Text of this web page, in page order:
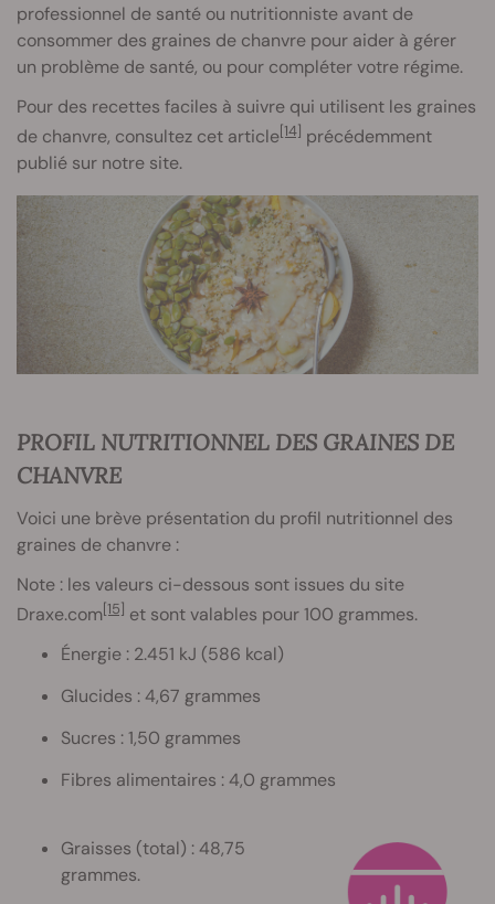
professionnel de santé ou nutritionniste avant de
consommer des graines de chanvre pour aider à gérer
un problème de santé, ou pour compléter votre régime.
Pour des recettes faciles à suivre qui utilisent les graines
de chanvre, consultez cet article[14] précédemment
publié sur notre site.
PROFIL NUTRITIONNEL DES GRAINES DE
CHANVRE
Voici une brève présentation du profil nutritionnel des
graines de chanvre :
Note : les valeurs ci-dessous sont issues du site
Draxe.com[15] et sont valables pour 100 grammes.
Énergie : 2.451 kJ (586 kcal)
Glucides : 4,67 grammes
Sucres : 1,50 grammes
Fibres alimentaires : 4,0 grammes
Graisses (total) : 48,75
grammes.